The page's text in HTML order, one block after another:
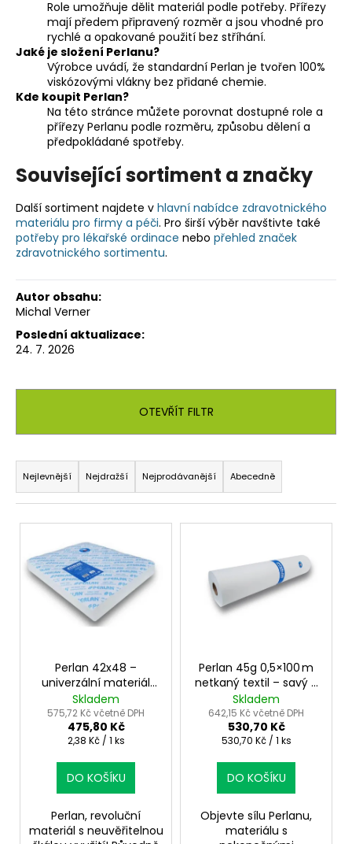
Role umožňuje dělit materiál podle potřeby. Přířezy
mají předem připravený rozměr a jsou vhodné pro
rychlé a opakované použití bez stříhání.
Jaké je složení Perlanu?
Výrobce uvádí, že standardní Perlan je tvořen 100%
viskózovými vlákny bez přidané chemie.
Kde koupit Perlan?
Na této stránce můžete porovnat dostupné role a
přířezy Perlanu podle rozměru, způsobu dělení a
předpokládané spotřeby.
Související sortiment a značky
Další sortiment najdete v hlavní nabídce zdravotnického
materiálu pro firmy a péči. Pro širší výběr navštivte také
potřeby pro lékařské ordinace nebo přehled značek
zdravotnického sortimentu.
Autor obsahu:
Michal Verner
Poslední aktualizace:
24. 7. 2026
OTEVŘÍT FILTR
Ř
a
z
e
p
Nejlevnější Nejdražší Nejprodávanější Abecedně
V
p
Perlan 42x48 –
univerzální materiál
pro hygienické a
filtrační použití
Skladem
575,72 Kč včetně DPH
475,80 Kč
Měrná
2,38 Kč / 1 ks
DO KOŠÍKU
Perlan, revoluční
materiál s neuvěřitelnou
Perlan 45g 0,5×100 m
netkaný textil – savý a
ekologický materiál
Skladem
642,15 Kč včetně DPH
530,70 Kč
Měrná
530,70 Kč / 1 ks
DO KOŠÍKU
Objevte sílu Perlanu,
materiálu s